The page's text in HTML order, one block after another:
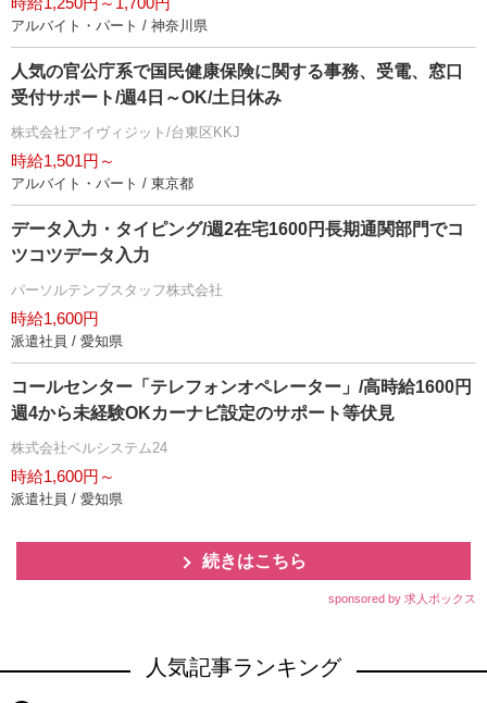
アルバイト・パート / 神奈川県
人気の官公庁系で国民健康保険に関する事務、受電、窓口
受付サポート/週4日～OK/土日休み
株式会社アイヴィジット/台東区KKJ
時給1,501円～
アルバイト・パート / 東京都
データ入力・タイピング/週2在宅1600円長期通関部門でコ
ツコツデータ入力
パーソルテンプスタッフ株式会社
時給1,600円
派遣社員 / 愛知県
コールセンター「テレフォンオペレーター」/高時給1600円
週4から未経験OKカーナビ設定のサポート等伏見
株式会社ベルシステム24
時給1,600円～
派遣社員 / 愛知県
続きはこちら
sponsored by 求人ボックス
人気記事ランキング